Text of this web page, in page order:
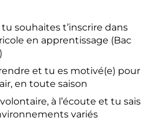
souhaites t’inscrire dans
en apprentissage (Bac
et tu es motivé(e) pour
en toute saison
à l’écoute et tu sais
variés